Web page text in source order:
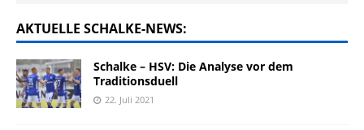
AKTUELLE SCHALKE-NEWS:
Schalke – HSV: Die Analyse vor dem
Traditionsduell
22. Juli 2021